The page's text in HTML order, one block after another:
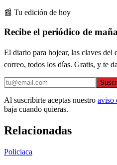
📰 Tu edición de hoy
Recibe el periódico de
El diario para hojear, las claves
correo, todos los días. Gratis, y te
Al suscribirte aceptas nuestro aviso
baja cuando quieras.
Relacionadas
Policiaca